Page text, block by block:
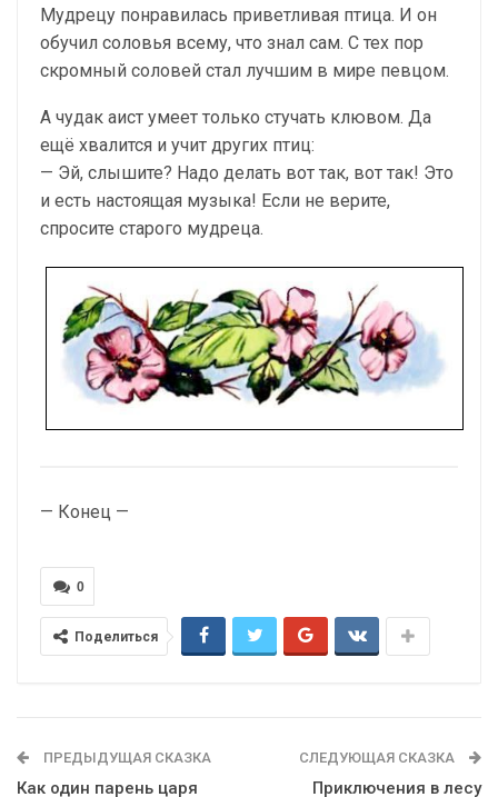
Мудрецу понравилась приветливая птица. И он
обучил соловья всему, что знал сам. С тех пор
скромный соловей стал лучшим в мире певцом.
А чудак аист умеет только стучать клювом. Да
ещё хвалится и учит других птиц:
— Эй, слышите? Надо делать вот так, вот так! Это
и есть настоящая музыка! Если не верите,
спросите старого мудреца.
— Конец —
0
Поделиться
ПРЕДЫДУЩАЯ СКАЗКА
Как один парень царя
СЛЕДУЮЩАЯ СКАЗКА
Приключения в лесу